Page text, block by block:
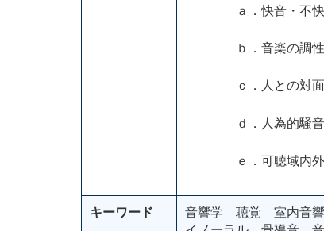
ａ．快音・不快音
ｂ．音楽の調性が
ｃ．人との対面状
ｄ．人為的騒音が
ｅ．可聴域内外音
キーワード
音響学 聴覚 室内音